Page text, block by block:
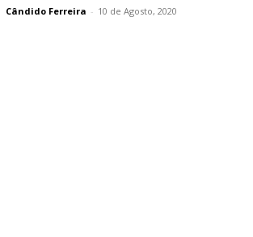
Cândido Ferreira - 10 de Agosto, 2020